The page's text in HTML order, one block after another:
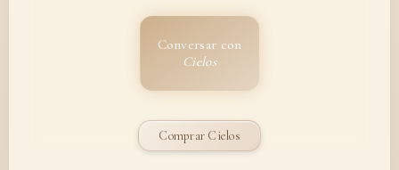
Conversar con
Cielos
Comprar Cielos